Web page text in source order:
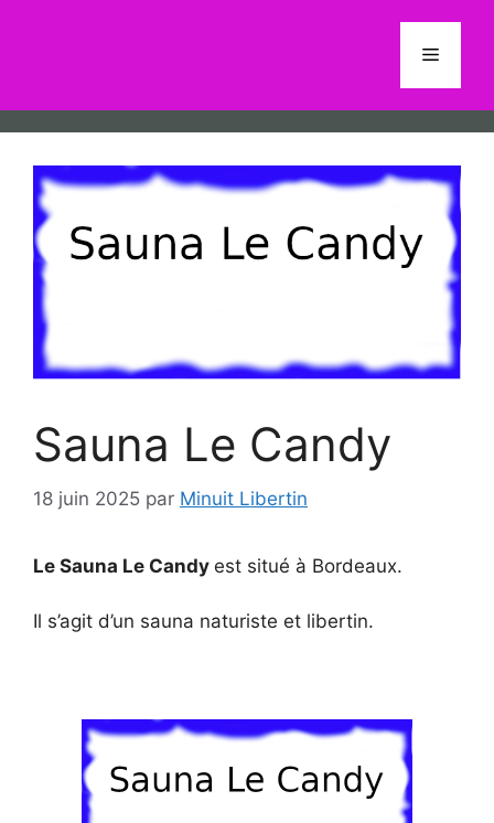
Menu
Sauna Le Candy
18 juin 2025 par Minuit Libertin
Le Sauna Le Candy est situé à Bordeaux.
Il s’agit d’un sauna naturiste et libertin.